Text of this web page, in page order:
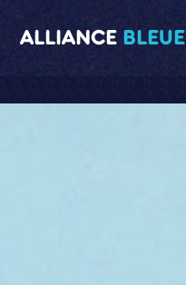
ALLIANCE BLEUE